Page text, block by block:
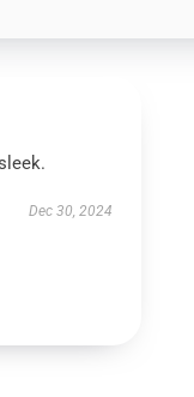
Dec 30, 2024